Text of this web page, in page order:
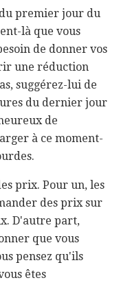
premier jour du
là que vous
de donner vos
une réduction
suggérez-lui de
du dernier jour
de
à ce moment-
prix. Pour un, les
des prix sur
D'autre part,
que vous
pensez qu'ils
êtes